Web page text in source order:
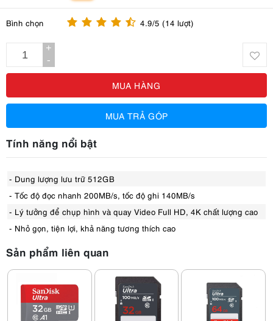
Bình chọn 4.9/5 (14 lượt)
+
-
MUA HÀNG
MUA TRẢ GÓP
Tính năng nổi bật
- Dung lượng lưu trữ 512GB
- Tốc độ đọc nhanh 200MB/s, tốc độ ghi 140MB/s
- Lý tưởng để chụp hình và quay Video Full HD, 4K chất lượng cao
- Nhỏ gọn, tiện lợi, khả năng tương thích cao
Sản phẩm liên quan